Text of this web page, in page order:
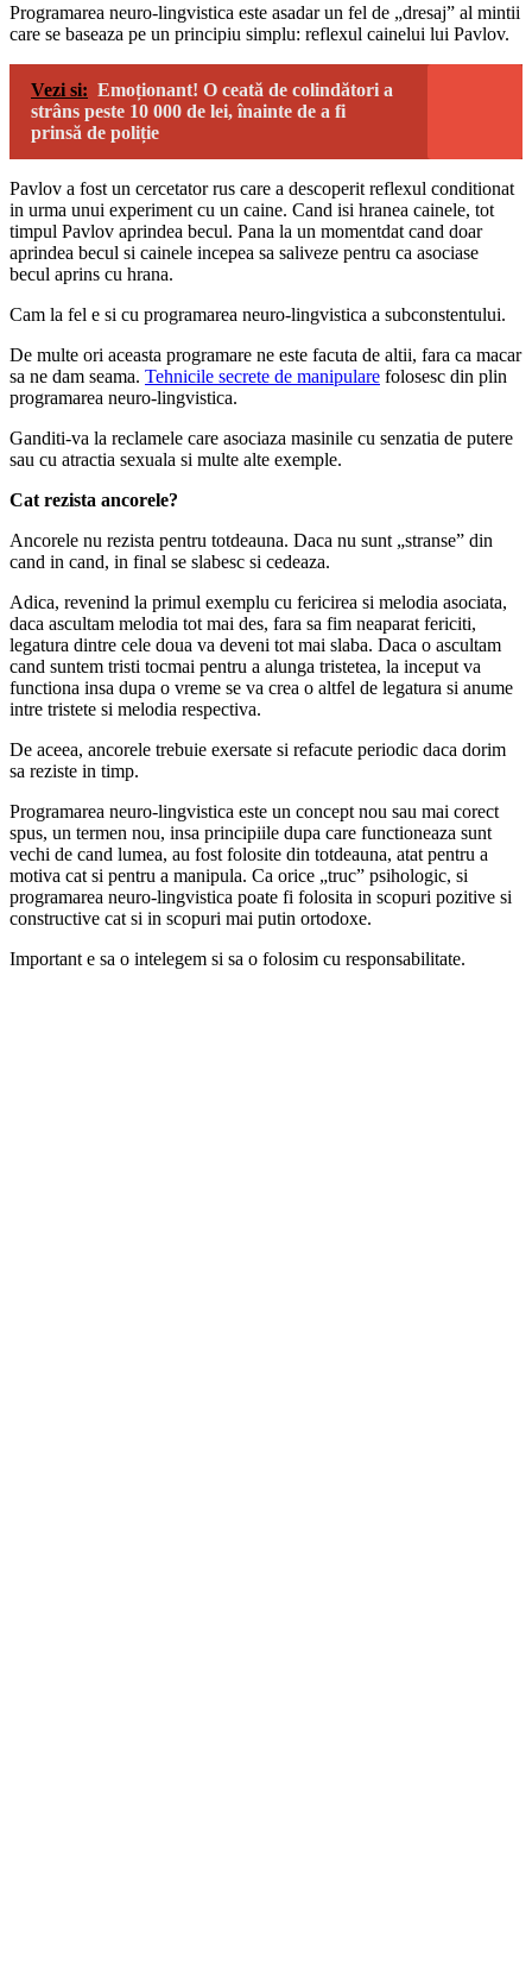
Programarea neuro-lingvistica este asadar un fel de „dresaj” al mintii
care se baseaza pe un principiu simplu: reflexul cainelui lui Pavlov.
Vezi si: Emoționant! O ceată de colindători a
strâns peste 10 000 de lei, înainte de a fi
prinsă de poliție
Pavlov a fost un cercetator rus care a descoperit reflexul conditionat
in urma unui experiment cu un caine. Cand isi hranea cainele, tot
timpul Pavlov aprindea becul. Pana la un momentdat cand doar
aprindea becul si cainele incepea sa saliveze pentru ca asociase
becul aprins cu hrana.
Cam la fel e si cu programarea neuro-lingvistica a subconstentului.
De multe ori aceasta programare ne este facuta de altii, fara ca macar
sa ne dam seama. Tehnicile secrete de manipulare folosesc din plin
programarea neuro-lingvistica.
Ganditi-va la reclamele care asociaza masinile cu senzatia de putere
sau cu atractia sexuala si multe alte exemple.
Cat rezista ancorele?
Ancorele nu rezista pentru totdeauna. Daca nu sunt „stranse” din
cand in cand, in final se slabesc si cedeaza.
Adica, revenind la primul exemplu cu fericirea si melodia asociata,
daca ascultam melodia tot mai des, fara sa fim neaparat fericiti,
legatura dintre cele doua va deveni tot mai slaba. Daca o ascultam
cand suntem tristi tocmai pentru a alunga tristetea, la inceput va
functiona insa dupa o vreme se va crea o altfel de legatura si anume
intre tristete si melodia respectiva.
De aceea, ancorele trebuie exersate si refacute periodic daca dorim
sa reziste in timp.
Programarea neuro-lingvistica este un concept nou sau mai corect
spus, un termen nou, insa principiile dupa care functioneaza sunt
vechi de cand lumea, au fost folosite din totdeauna, atat pentru a
motiva cat si pentru a manipula. Ca orice „truc” psihologic, si
programarea neuro-lingvistica poate fi folosita in scopuri pozitive si
constructive cat si in scopuri mai putin ortodoxe.
Important e sa o intelegem si sa o folosim cu responsabilitate.